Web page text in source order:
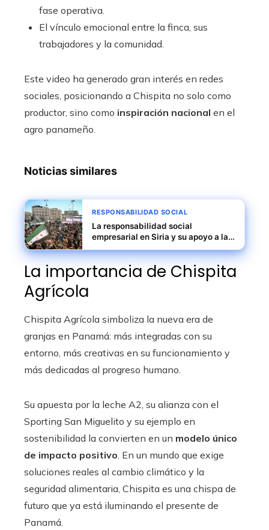
fase operativa.
El vínculo emocional entre la finca, sus
trabajadores y la comunidad.
Este video ha generado gran interés en redes
sociales, posicionando a Chispita no solo como
productor, sino como inspiración nacional en el
agro panameño.
Noticias similares
RESPONSABILIDAD SOCIAL
La responsabilidad social
empresarial en Siria y su apoyo a la
formación laboral
La importancia de Chispita
Agrícola
Chispita Agrícola simboliza la nueva era de
granjas en Panamá: más integradas con su
entorno, más creativas en su funcionamiento y
más dedicadas al progreso humano.
Su apuesta por la leche A2, su alianza con el
Sporting San Miguelito y su ejemplo en
sostenibilidad la convierten en un modelo único
de impacto positivo . En un mundo que exige
soluciones reales al cambio climático y la
seguridad alimentaria, Chispita es una chispa de
futuro que ya está iluminando el presente de
Panamá.